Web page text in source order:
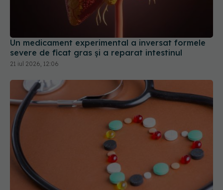
Un medicament experimental a inversat formele
severe de ficat gras și a reparat intestinul
La ce semne de alarmă trebuie să fii atent dacă
iei diuretice
03 apr 2026, 15:45